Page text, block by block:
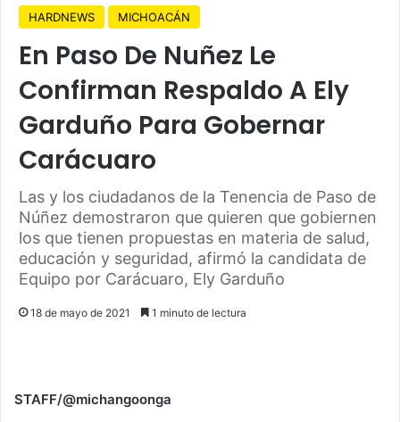
HARDNEWS MICHOACÁN
En Paso De Nuñez Le
Confirman Respaldo A Ely
Garduño Para Gobernar
Carácuaro
Las y los ciudadanos de la Tenencia de Paso de
Núñez demostraron que quieren que gobiernen
los que tienen propuestas en materia de salud,
educación y seguridad, afirmó la candidata de
Equipo por Carácuaro, Ely Garduño
18 de mayo de 2021 1 minuto de lectura
STAFF/@michangoonga